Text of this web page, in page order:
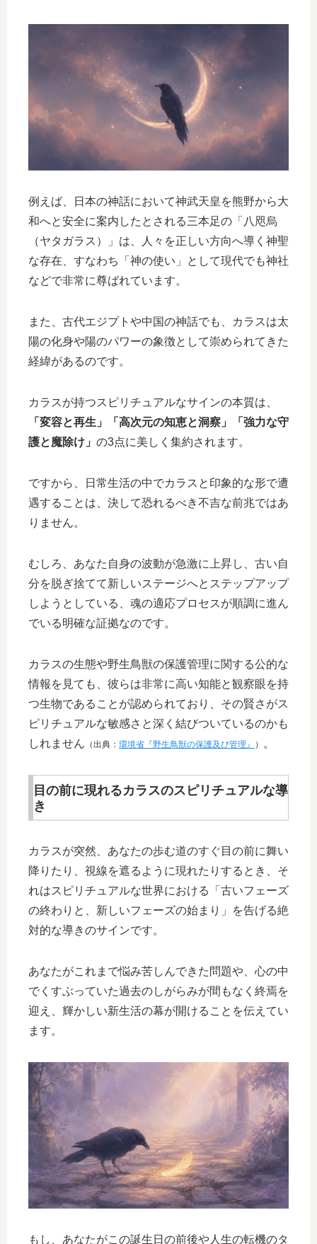
例えば、日本の神話において神武天皇を熊野から大
和へと安全に案内したとされる三本足の「八咫烏
（ヤタガラス）」は、人々を正しい方向へ導く神聖
な存在、すなわち「神の使い」として現代でも神社
などで非常に尊ばれています。
また、古代エジプトや中国の神話でも、カラスは太
陽の化身や陽のパワーの象徴として崇められてきた
経緯があるのです。
カラスが持つスピリチュアルなサインの本質は、
「変容と再生」「高次元の知恵と洞察」「強力な守
護と魔除け」 の3点に美しく集約されます。
ですから、日常生活の中でカラスと印象的な形で遭
遇することは、決して恐れるべき不吉な前兆ではあ
りません。
むしろ、あなた自身の波動が急激に上昇し、古い自
分を脱ぎ捨てて新しいステージへとステップアップ
しようとしている、魂の適応プロセスが順調に進ん
でいる明確な証拠なのです。
カラスの生態や野生鳥獣の保護管理に関する公的な
情報を見ても、彼らは非常に高い知能と観察眼を持
つ生物であることが認められており、その賢さがス
ピリチュアルな敏感さと深く結びついているのかも
しれません （出典： 環境省『野生鳥獣の保護及び管理』 ） 。
目の前に現れるカラスのスピリチュアルな導
き
カラスが突然、あなたの歩む道のすぐ目の前に舞い
降りたり、視線を遮るように現れたりするとき、そ
れはスピリチュアルな世界における「古いフェーズ
の終わりと、新しいフェーズの始まり」を告げる絶
対的な導きのサインです。
あなたがこれまで悩み苦しんできた問題や、心の中
でくすぶっていた過去のしがらみが間もなく終焉を
迎え、輝かしい新生活の幕が開けることを伝えてい
ます。
もし、あなたがこの誕生日の前後や人生の転機のタ